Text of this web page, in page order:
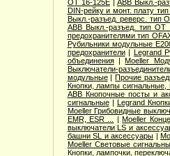
OT 16-125E| ABB Выкл.-
DIN-рейку и монт. плату
Выкл.-разъед. реверс. тип
ABB Выкл.-разъед. тип OT
предохранителями тип
Рубильники модульные
предохранители| Legrand
объединения|Moeller
Выключатели-
модульные|Прочие
Кнопки, лампы сигнальные,
ABB Кнопочные посты и
сигнальные| Legrand
Moeller Грибовидные
EMR, ESR ...
|Moeller
выключатели LS и
башни SL и аксессуары |
Moeller Световые
Кнопки, лампочки,